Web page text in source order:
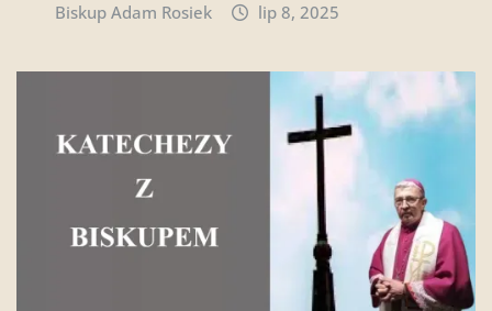
Biskup Adam Rosiek lip 8, 2025